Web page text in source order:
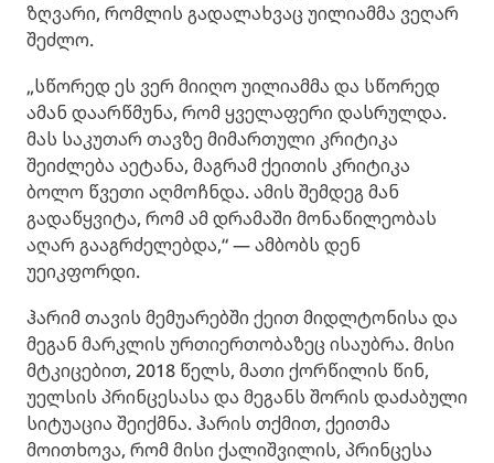
ზღვარი, რომლის გადალახვაც უილიამმა ვეღარ
შეძლო.
„სწორედ ეს ვერ მიიღო უილიამმა და სწორედ
ამან დაარწმუნა, რომ ყველაფერი დასრულდა.
მას საკუთარ თავზე მიმართული კრიტიკა
შეიძლება აეტანა, მაგრამ ქეითის კრიტიკა
ბოლო წვეთი აღმოჩნდა. ამის შემდეგ მან
გადაწყვიტა, რომ ამ დრამაში მონაწილეობას
აღარ გააგრძელებდა,“ — ამბობს დენ
უეიკფორდი.
ჰარიმ თავის მემუარებში ქეით მიდლტონისა და
მეგან მარკლის ურთიერთობაზეც ისაუბრა. მისი
მტკიცებით, 2018 წელს, მათი ქორწილის წინ,
უელსის პრინცესასა და მეგანს შორის დაძაბული
სიტუაცია შეიქმნა. ჰარის თქმით, ქეითმა
მოითხოვა, რომ მისი ქალიშვილის, პრინცესა